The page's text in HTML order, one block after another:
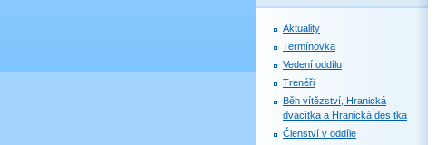
Aktuality
Termínovka
Vedení oddílu
Trenéři
Běh vítězství, Hranická
dvacítka a Hranická desítka
Členství v oddíle